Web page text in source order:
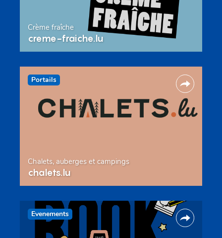
Crème fraîche
creme-fraiche.lu
Portails
Chalets, auberges et campings
chalets.lu
Evenements